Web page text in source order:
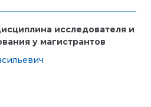
исследователя и
у магистрантов